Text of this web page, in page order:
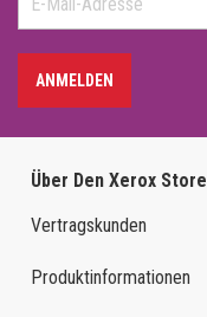
ANMELDEN
Über Den Xerox Store
Vertragskunden
Produktinformationen